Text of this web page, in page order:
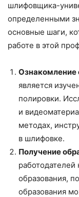
шлифовщика-
определенными
основные шаги,
работе в этой
Ознакомление
является
полировки.
и
методах,
в шлифовке.
Получение
образования,
образования